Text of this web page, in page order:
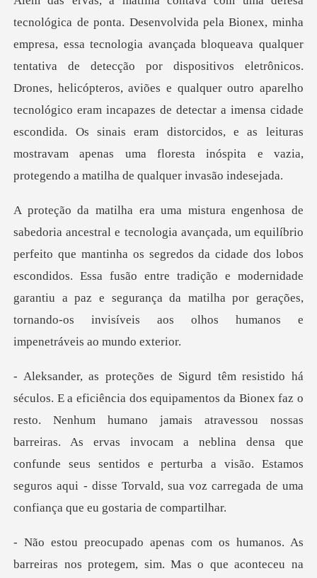
entativa de detecção por dispositivos eletrônicos.
Drones, helicópteros, aviões e qualquer outro aparelho
tecnológico eram incapazes de detectar a imensa cid
ito que mantinha os segredos da cidade dos lobos
escondidos. Essa fusão entre tradição e modernidade
garantiu a p
Nenhum humano jamais atravessou nossas
barreiras. As ervas invocam a neblina densa que
confunde seus sentidos e pert
im. Mas o que aconteceu na